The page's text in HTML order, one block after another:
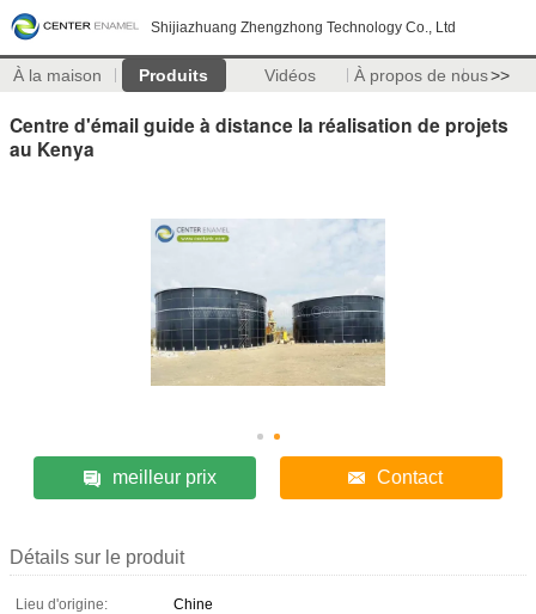
Shijiazhuang Zhengzhong Technology Co., Ltd
À la maison Produits Vidéos À propos de nous>>
Centre d'émail guide à distance la réalisation de projets
au Kenya
meilleur prix Contact
Détails sur le produit
Lieu d'origine:
Chine